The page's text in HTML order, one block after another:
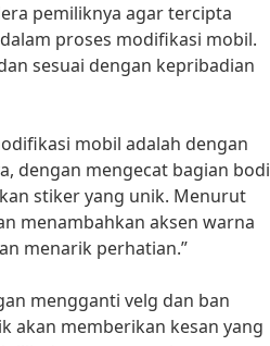
pemiliknya agar tercipta
proses modifikasi mobil.
sesuai dengan kepribadian
mobil adalah dengan
dengan mengecat bagian bodi
stiker yang unik. Menurut
menambahkan aksen warna
menarik perhatian.”
mengganti velg dan ban
akan memberikan kesan yang